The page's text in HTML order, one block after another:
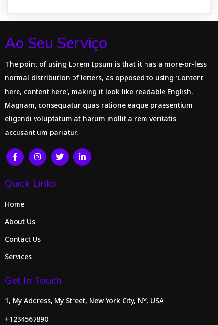
Ao Seu Serviço
The point of using Lorem Ipsum is that it has a more-or-less
normal distribution of letters, as opposed to using 'Content
here, content here', making it look like readable English.
Magnam, consequatur quas ratione eaque praesentium
eligendi voluptatum at harum mollitia rem veritatis
accusantium pariatur.
Quick Links
Home
About Us
Contact Us
Services
Get In Touch
1, My Address, My Street, New York City, NY, USA
+1234567890